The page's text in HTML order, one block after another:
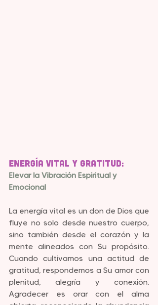
Energía Vital y Gratitud:
Elevar la Vibración Espiritual y
Emocional
La energía vital es un don de Dios que
fluye no solo desde nuestro cuerpo,
sino también desde el corazón y la
mente alineados con Su propósito.
Cuando cultivamos una actitud de
gratitud, respondemos a Su amor con
plenitud, alegría y conexión.
Agradecer es orar con el alma